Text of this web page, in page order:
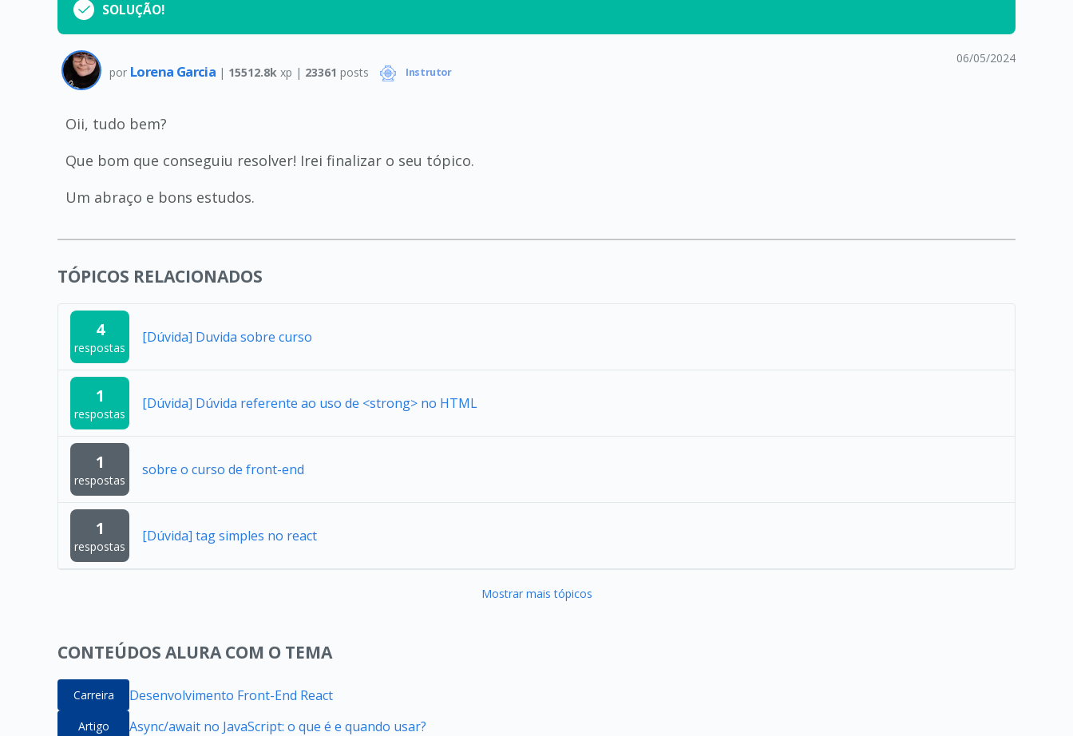
SOLUÇÃO!
por Lorena Garcia | 15512.8k xp | 23361 posts Instrutor
06/05/2024
Oii, tudo bem?
Que bom que conseguiu resolver! Irei finalizar o seu tópico.
Um abraço e bons estudos.
TÓPICOS RELACIONADOS
4
respostas
[Dúvida] Duvida sobre curso
1
respostas
[Dúvida] Dúvida referente ao uso de <strong> no HTML
1
respostas
sobre o curso de front-end
1
respostas
[Dúvida] tag simples no react
Mostrar mais tópicos
CONTEÚDOS ALURA COM O TEMA
Carreira Desenvolvimento Front-End React
Artigo Async/await no JavaScript: o que é e quando usar?